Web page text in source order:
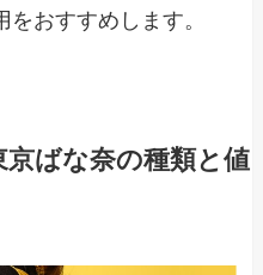
おすすめします。
ばな奈の種類と値